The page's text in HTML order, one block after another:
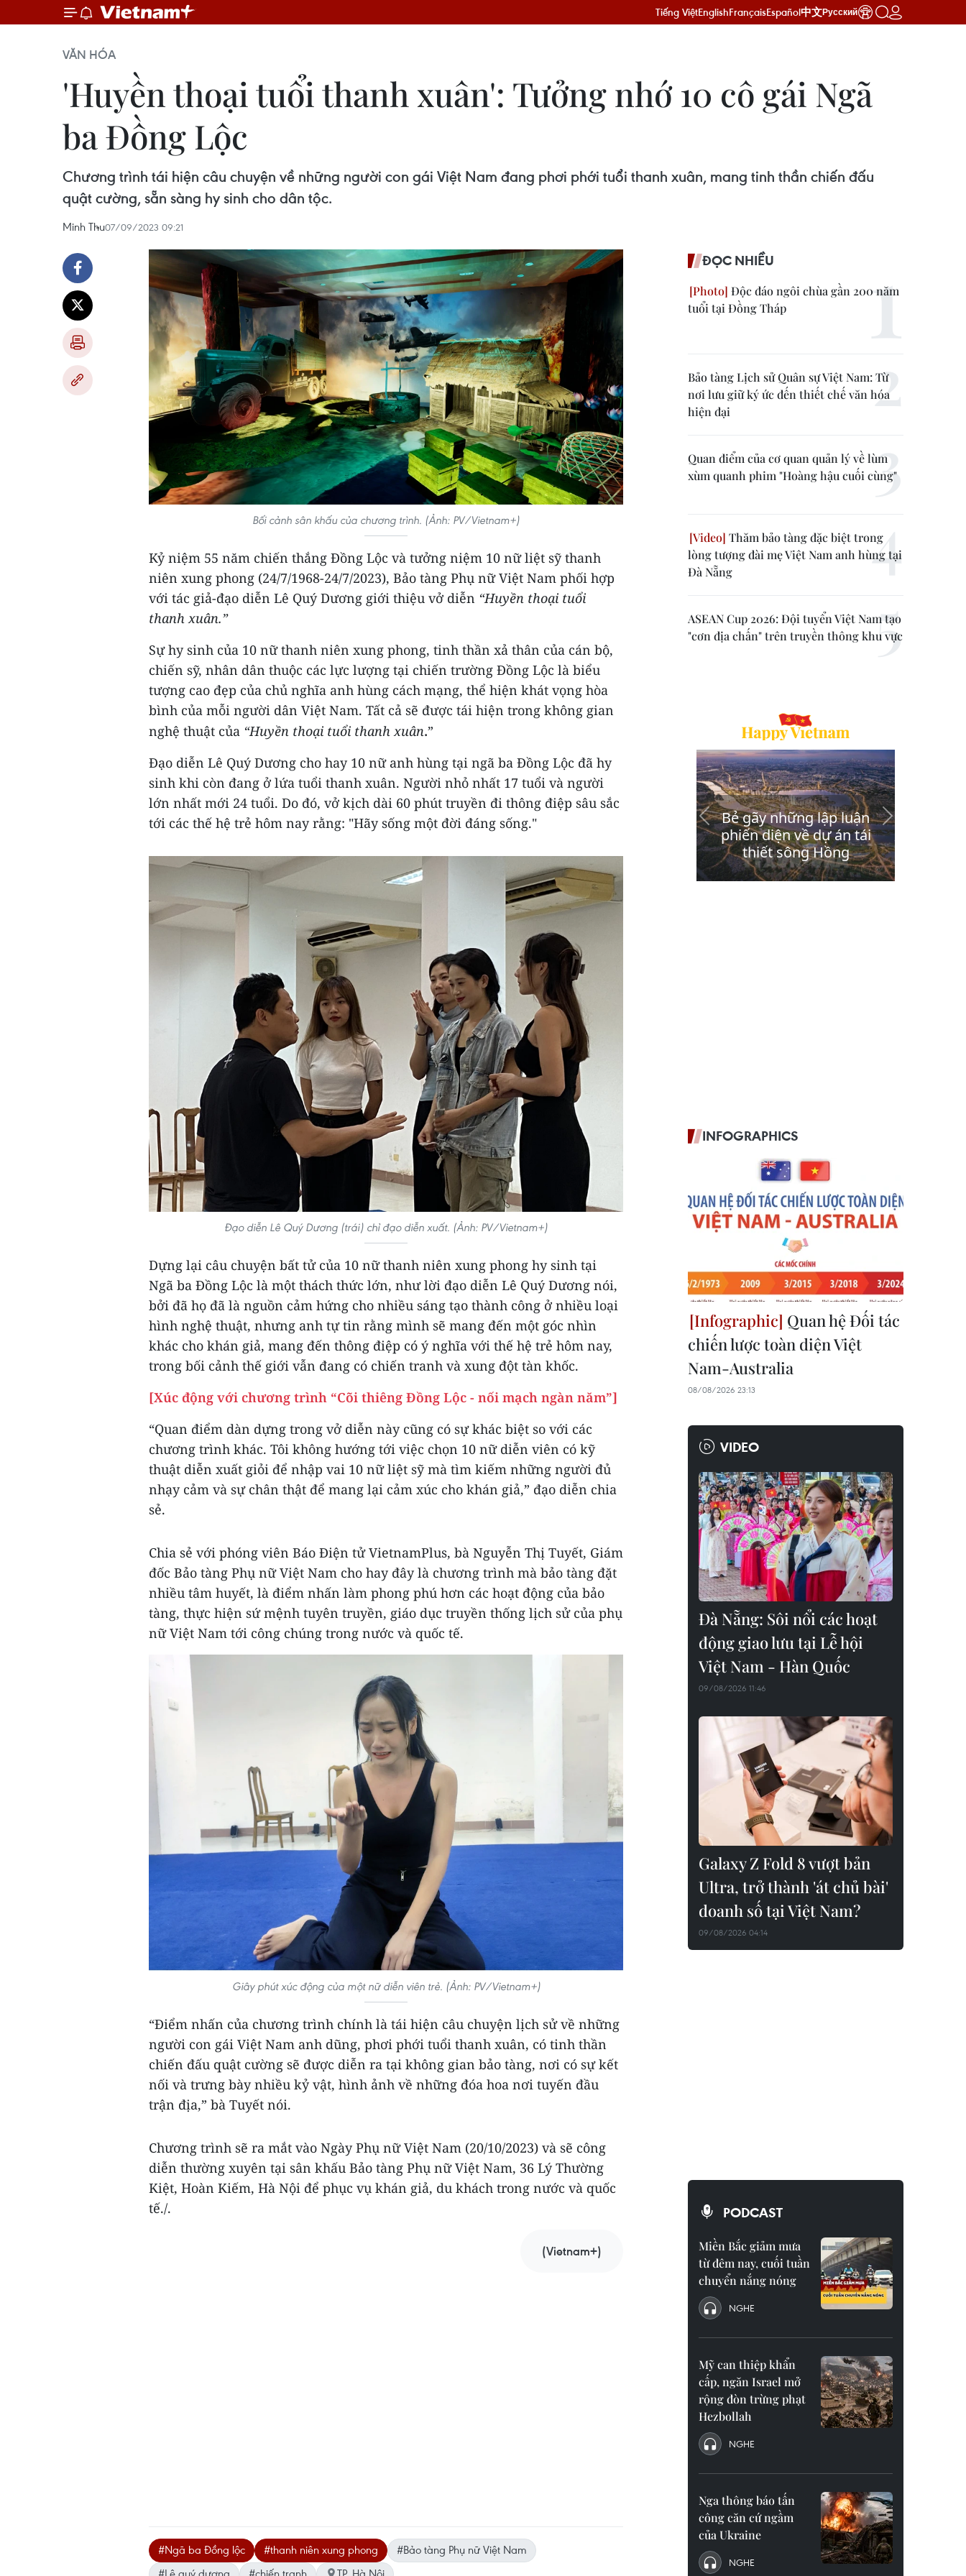
Tiếng ViệtEnglishFrançaisEspañol中文Русский
VĂN HÓA
'Huyền thoại tuổi thanh xuân': Tưởng nhớ 10 cô gái Ngã
ba Đồng Lộc
Chương trình tái hiện câu chuyện về những người con gái Việt Nam đang phơi phới tuổi thanh xuân, mang tinh thần chiến đấu
quật cường, sẵn sàng hy sinh cho dân tộc.
Minh Thu07/09/2023 09:21
Bối cảnh sân khấu của chương trình. (Ảnh: PV/Vietnam+)
Kỷ niệm 55 năm chiến thắng Đồng Lộc và tưởng niệm 10 nữ liệt sỹ thanh
niên xung phong (24/7/1968-24/7/2023), Bảo tàng Phụ nữ Việt Nam phối hợp
với tác giả-đạo diễn Lê Quý Dương giới thiệu vở diễn “Huyền thoại tuổi
thanh xuân.”
Sự hy sinh của 10 nữ thanh niên xung phong, tinh thần xả thân của cán bộ,
chiến sỹ, nhân dân thuộc các lực lượng tại chiến trường Đồng Lộc là biểu
tượng cao đẹp của chủ nghĩa anh hùng cách mạng, thể hiện khát vọng hòa
bình của mỗi người dân Việt Nam. Tất cả sẽ được tái hiện trong không gian
nghệ thuật của “Huyền thoại tuổi thanh xuân.”
Đạo diễn Lê Quý Dương cho hay 10 nữ anh hùng tại ngã ba Đồng Lộc đã hy
sinh khi còn đang ở lứa tuổi thanh xuân. Người nhỏ nhất 17 tuổi và người
lớn nhất mới 24 tuổi. Do đó, vở kịch dài 60 phút truyền đi thông điệp sâu sắc
tới các thế hệ trẻ hôm nay rằng: "Hãy sống một đời đáng sống."
Đạo diễn Lê Quý Dương (trái) chỉ đạo diễn xuất. (Ảnh: PV/Vietnam+)
Dựng lại câu chuyện bất tử của 10 nữ thanh niên xung phong hy sinh tại
Ngã ba Đồng Lộc là một thách thức lớn, như lời đạo diễn Lê Quý Dương nói,
bởi đã họ đã là nguồn cảm hứng cho nhiều sáng tạo thành công ở nhiều loại
hình nghệ thuật, nhưng anh tự tin rằng mình sẽ mang đến một góc nhìn
khác cho khán giả, mang đến thông điệp có ý nghĩa với thế hệ trẻ hôm nay,
trong bối cảnh thế giới vẫn đang có chiến tranh và xung đột tàn khốc.
[Xúc động với chương trình “Cõi thiêng Đồng Lộc - nối mạch ngàn năm”]
“Quan điểm dàn dựng trong vở diễn này cũng có sự khác biệt so với các
chương trình khác. Tôi không hướng tới việc chọn 10 nữ diễn viên có kỹ
thuật diễn xuất giỏi để nhập vai 10 nữ liệt sỹ mà tìm kiếm những người đủ
nhạy cảm và sự chân thật để mang lại cảm xúc cho khán giả,” đạo diễn chia
sẻ.
Chia sẻ với phóng viên Báo Điện tử VietnamPlus, bà Nguyễn Thị Tuyết, Giám
đốc Bảo tàng Phụ nữ Việt Nam cho hay đây là chương trình mà bảo tàng đặt
nhiều tâm huyết, là điểm nhấn làm phong phú hơn các hoạt động của bảo
tàng, thực hiện sứ mệnh tuyên truyền, giáo dục truyền thống lịch sử của phụ
nữ Việt Nam tới công chúng trong nước và quốc tế.
Giây phút xúc động của một nữ diễn viên trẻ. (Ảnh: PV/Vietnam+)
“Điểm nhấn của chương trình chính là tái hiện câu chuyện lịch sử về những
người con gái Việt Nam anh dũng, phơi phới tuổi thanh xuân, có tinh thần
chiến đấu quật cường sẽ được diễn ra tại không gian bảo tàng, nơi có sự kết
nối và trưng bày nhiều kỷ vật, hình ảnh về những đóa hoa nơi tuyến đầu
trận địa,” bà Tuyết nói.
Chương trình sẽ ra mắt vào Ngày Phụ nữ Việt Nam (20/10/2023) và sẽ công
diễn thường xuyên tại sân khấu Bảo tàng Phụ nữ Việt Nam, 36 Lý Thường
Kiệt, Hoàn Kiếm, Hà Nội để phục vụ khán giả, du khách trong nước và quốc
tế./.
(Vietnam+)
#Ngã ba Đồng lộc #thanh niên xung phong
#Bảo tàng Phụ nữ Việt Nam
#Lê quý dương
#chiến tranh TP. Hà Nội
ĐỌC NHIỀU
Độc đáo ngôi chùa gần 200 năm
tuổi tại Đồng Tháp
Bảo tàng Lịch sử Quân sự Việt Nam: Từ
nơi lưu giữ ký ức đến thiết chế văn hóa
hiện đại
Quan điểm của cơ quan quản lý về lùm
xùm quanh phim "Hoàng hậu cuối cùng"
Thăm bảo tàng đặc biệt trong
lòng tượng đài mẹ Việt Nam anh hùng tại
Đà Nẵng
ASEAN Cup 2026: Đội tuyển Việt Nam tạo
"cơn địa chấn" trên truyền thông khu vực
INFOGRAPHICS
Quan hệ Đối tác
chiến lược toàn diện Việt
Nam-Australia
08/08/2026 23:13
VIDEO
Đà Nẵng: Sôi nổi các hoạt
động giao lưu tại Lễ hội
Việt Nam - Hàn Quốc
09/08/2026 11:46
Galaxy Z Fold 8 vượt bản
Ultra, trở thành 'át chủ bài'
doanh số tại Việt Nam?
09/08/2026 04:14
PODCAST
Miền Bắc giảm mưa
từ đêm nay, cuối tuần
chuyển nắng nóng
NGHE
Mỹ can thiệp khẩn
cấp, ngăn Israel mở
rộng đòn trừng phạt
Hezbollah
NGHE
Nga thông báo tấn
công căn cứ ngầm
của Ukraine
NGHE